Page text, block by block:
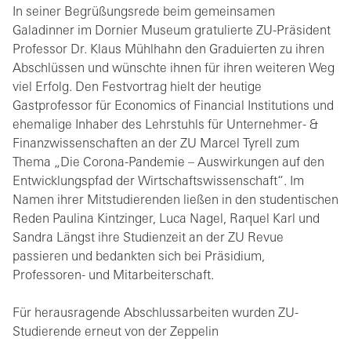
In seiner Begrüßungsrede beim gemeinsamen
Galadinner im Dornier Museum gratulierte ZU-Präsident
Professor Dr. Klaus Mühlhahn den Graduierten zu ihren
Abschlüssen und wünschte ihnen für ihren weiteren Weg
viel Erfolg. Den Festvortrag hielt der heutige
Gastprofessor für Economics of Financial Institutions und
ehemalige Inhaber des Lehrstuhls für Unternehmer- &
Finanzwissenschaften an der ZU Marcel Tyrell zum
Thema „Die Corona-Pandemie – Auswirkungen auf den
Entwicklungspfad der Wirtschaftswissenschaft“. Im
Namen ihrer Mitstudierenden ließen in den studentischen
Reden Paulina Kintzinger, Luca Nagel, Raquel Karl und
Sandra Längst ihre Studienzeit an der ZU Revue
passieren und bedankten sich bei Präsidium,
Professoren- und Mitarbeiterschaft.
Für herausragende Abschlussarbeiten wurden ZU-
Studierende erneut von der Zeppelin